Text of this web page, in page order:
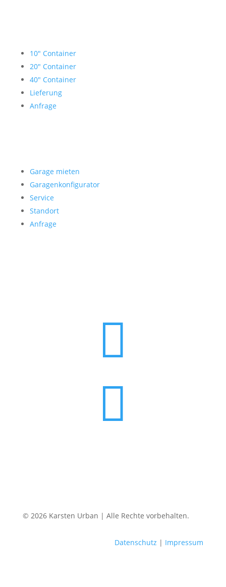
10″ Container
20″ Container
40″ Container
Lieferung
Anfrage
Garage mieten
Garagenkonfigurator
Service
Standort
Anfrage


© 2026 Karsten Urban | Alle Rechte vorbehalten.
Datenschutz | Impressum